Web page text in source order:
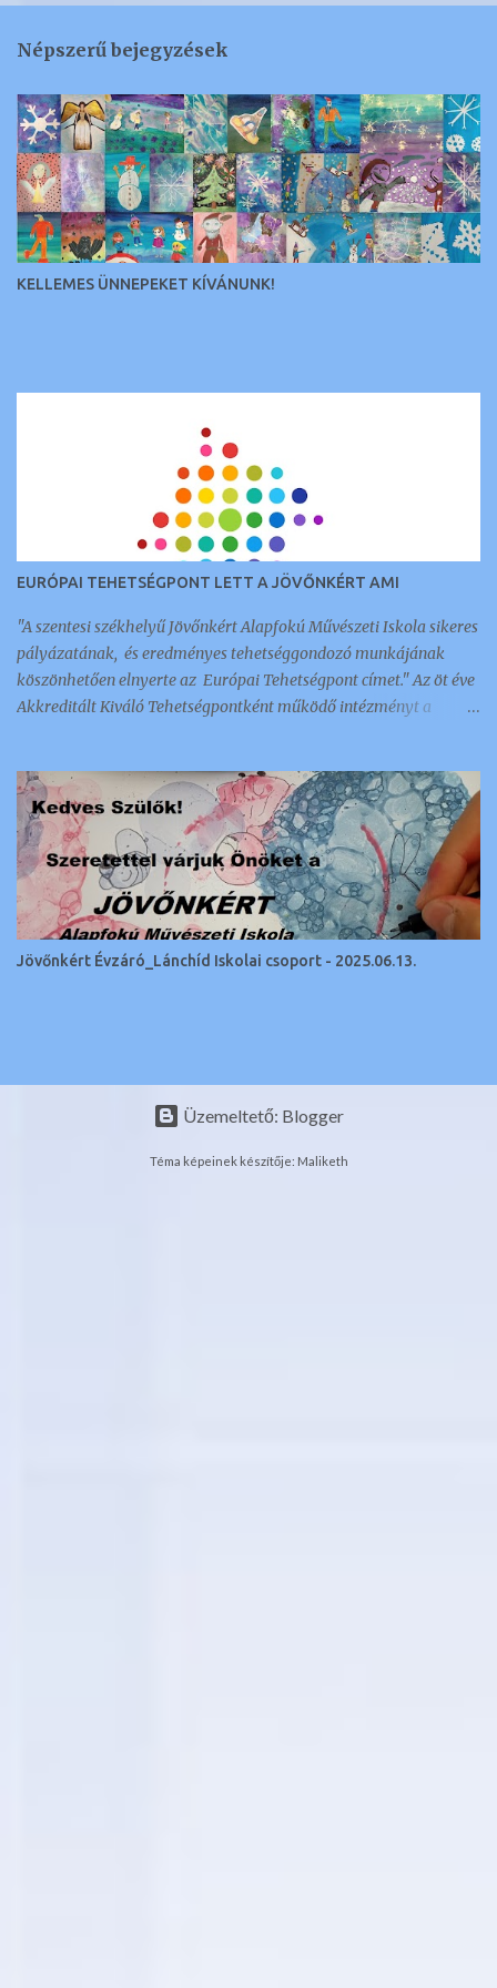
e
g
y
z
é
s
e
k
Népszerű bejegyzések
KELLEMES ÜNNEPEKET KÍVÁNUNK!
EURÓPAI TEHETSÉGPONT LETT A JÖVŐNKÉRT AMI
"A szentesi székhelyű Jövőnkért Alapfokú Művészeti Iskola sikeres
pályázatának, és eredményes tehetséggondozó munkájának
köszönhetően elnyerte az Európai Tehetségpont címet." Az öt éve
Akkreditált Kiváló Tehetségpontként működő intézményt a
rendelkezik a kontinensen. Az a tehetséggondozó szervezet lehet
Európai Tehetségpont: aki rendelkezik a tehetségek fejlesztésével
kapcsolatos stratégiával, és legalább egyéves gyakorlattal a terv
megvalósítása terén; kész megosztani az információkat a
tehetséggondozási gyakorlatairól és egyéb tehetséggel
kapcsolatos ügyekről más Európai Tehetségpontokkal és Európai
Tehetségközpontokkal; kész együttműködni más Európai
Tehetségpontokkal, ideértve a közös programokban való
Jövőnkért Évzáró_Lánchíd Iskolai csoport - 2025.06.13.
Üzemeltető: Blogger
Téma képeinek készítője: Maliketh